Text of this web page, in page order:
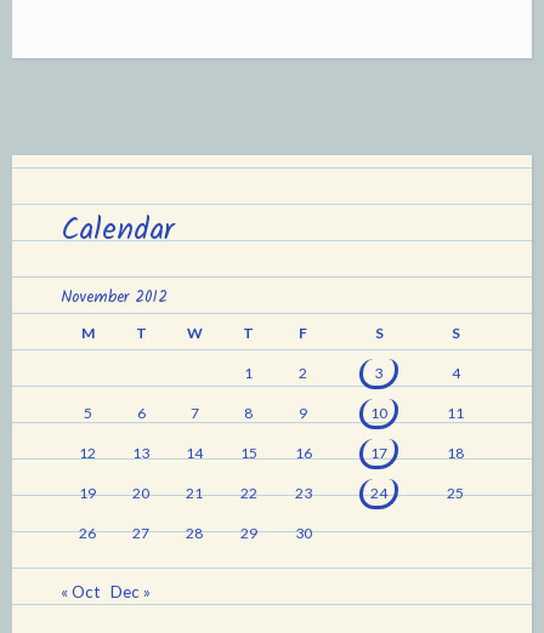
Calendar
November 2012
M T W T F S S
1 2 3 4
5 6 7 8 9 10 11
12 13 14 15 16 17 18
19 20 21 22 23 24 25
26 27 28 29 30
« Oct Dec »